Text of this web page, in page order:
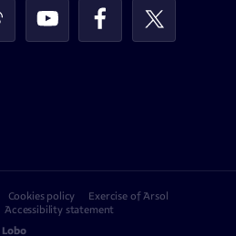
Cookies policy
Exercise of Arsol
Accessibility statement
Lobo